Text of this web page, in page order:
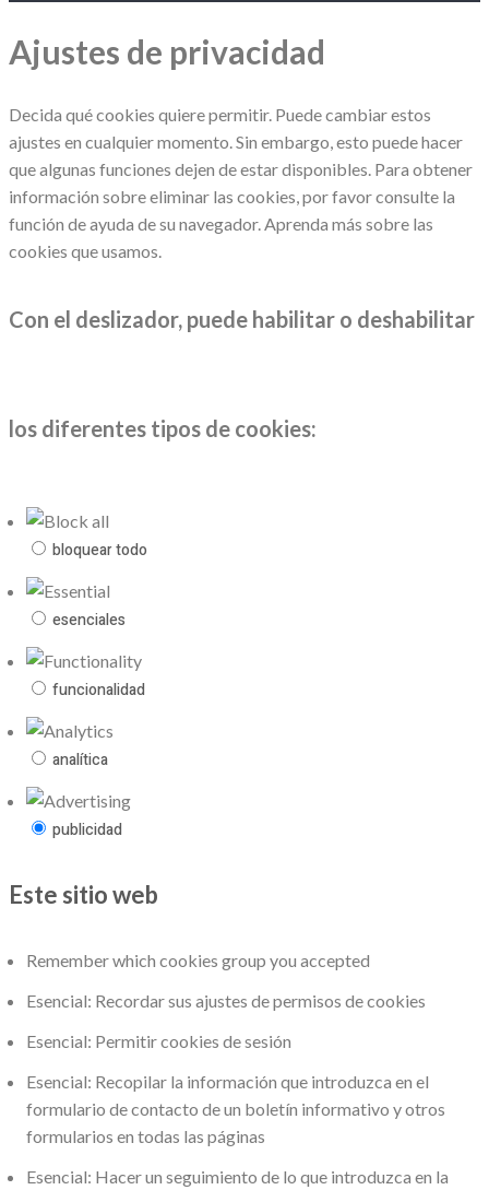
Ajustes de privacidad
Decida qué cookies quiere permitir. Puede cambiar estos
ajustes en cualquier momento. Sin embargo, esto puede hacer
que algunas funciones dejen de estar disponibles. Para obtener
información sobre eliminar las cookies, por favor consulte la
función de ayuda de su navegador. Aprenda más sobre las
cookies que usamos.
Con el deslizador, puede habilitar o deshabilitar
los diferentes tipos de cookies:
bloquear todo
esenciales
funcionalidad
analítica
publicidad
Este sitio web
Remember which cookies group you accepted
Esencial: Recordar sus ajustes de permisos de cookies
Esencial: Permitir cookies de sesión
Esencial: Recopilar la información que introduzca en el
formulario de contacto de un boletín informativo y otros
formularios en todas las páginas
Esencial: Hacer un seguimiento de lo que introduzca en la